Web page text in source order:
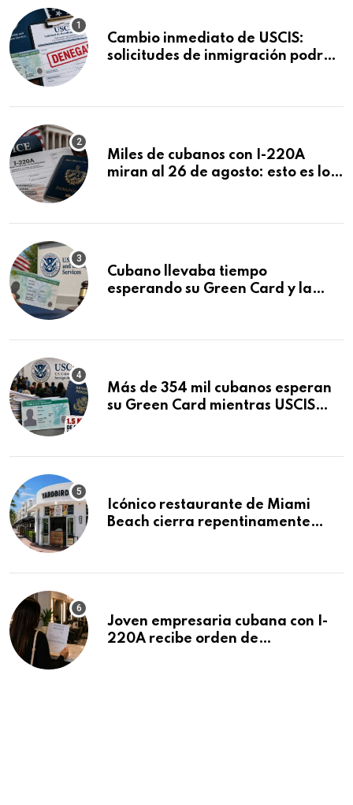
Cambio inmediato de USCIS:
solicitudes de inmigración podrán
Miles de cubanos con I-220A
miran al 26 de agosto: esto es lo
Cubano llevaba tiempo
esperando su Green Card y la
Más de 354 mil cubanos esperan
su Green Card mientras USCIS
Icónico restaurante de Miami
Beach cierra repentinamente
Joven empresaria cubana con I-
220A recibe orden de